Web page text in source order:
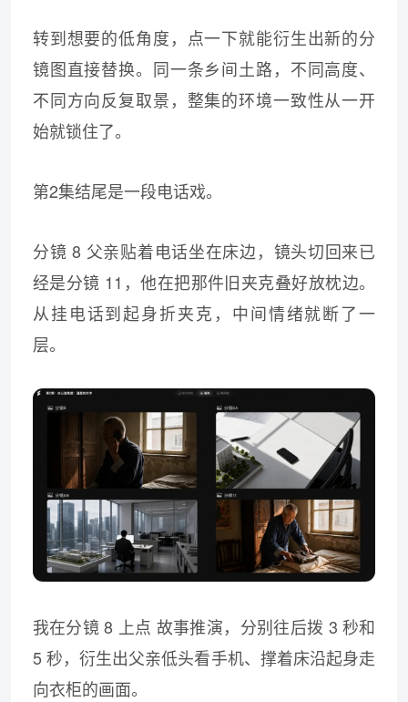
转到想要的低角度，点一下就能衍生出新的分
镜图直接替换。同一条乡间土路，不同高度、
不同方向反复取景，整集的环境一致性从一开
始就锁住了。
第2集结尾是一段电话戏。
分镜 8 父亲贴着电话坐在床边，镜头切回来已
经是分镜 11，他在把那件旧夹克叠好放枕边。
从挂电话到起身折夹克，中间情绪就断了一
层。
我在分镜 8 上点 故事推演，分别往后拨 3 秒和
5 秒，衍生出父亲低头看手机、撑着床沿起身走
向衣柜的画面。